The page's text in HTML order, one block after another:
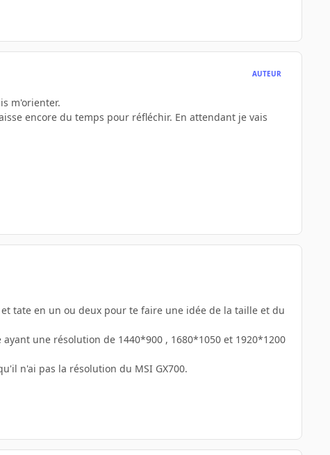
AUTEUR
m'orienter.
encore du temps pour réfléchir. En attendant je vais
tate en un ou deux pour te faire une idée de la taille et du
une résolution de 1440*900 , 1680*1050 et 1920*1200
n'ai pas la résolution du MSI GX700.